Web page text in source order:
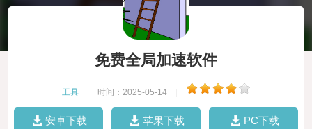
免费全局加速软件
工具 时间：2025-05-14
安卓下载 苹果下载 PC下载